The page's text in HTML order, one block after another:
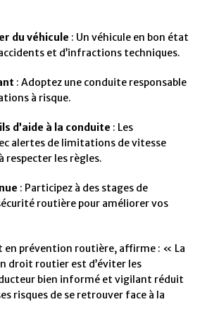
du véhicule : Un véhicule en bon état
et d’infractions techniques.
: Adoptez une conduite responsable
à risque.
d’aide à la conduite : Les
alertes de limitations de vitesse
respecter les règles.
: Participez à des stages de
routière pour améliorer vos
en prévention routière, affirme : « La
droit routier est d’éviter les
bien informé et vigilant réduit
risques de se retrouver face à la